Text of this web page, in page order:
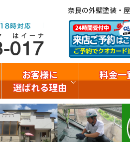
奈良の外壁塗装・
お客様に
選ばれる理由
料金一